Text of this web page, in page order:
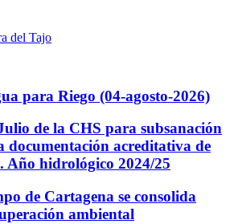
del Tajo
para Riego (04-agosto-2026)
de la CHS para subsanación
documentación acreditativa de
Año hidrológico 2024/25
de Cartagena se consolida
ambiental